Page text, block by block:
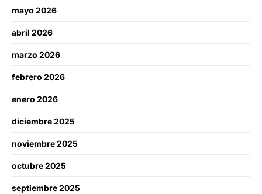
mayo 2026
abril 2026
marzo 2026
febrero 2026
enero 2026
diciembre 2025
noviembre 2025
octubre 2025
septiembre 2025